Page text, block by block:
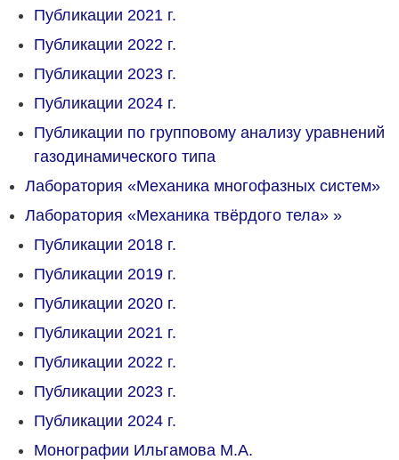
Публикации 2021 г.
Публикации 2022 г.
Публикации 2023 г.
Публикации 2024 г.
Публикации по групповому анализу уравнений
газодинамического типа
Лаборатория «Механика многофазных систем»
Лаборатория «Механика твёрдого тела» »
Публикации 2018 г.
Публикации 2019 г.
Публикации 2020 г.
Публикации 2021 г.
Публикации 2022 г.
Публикации 2023 г.
Публикации 2024 г.
Монографии Ильгамова М.А.